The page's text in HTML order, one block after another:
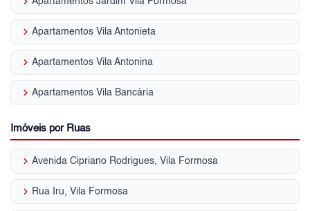
keyboard_arrow_right Apartamentos Vila Antonieta
keyboard_arrow_right Apartamentos Vila Antonina
keyboard_arrow_right Apartamentos Vila Bancária
Imóveis por Ruas
keyboard_arrow_right Avenida Cipriano Rodrigues, Vila Formosa
keyboard_arrow_right Rua Iru, Vila Formosa